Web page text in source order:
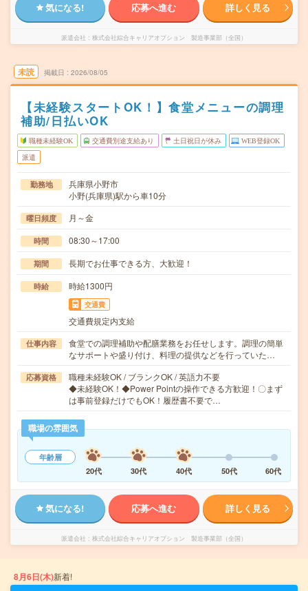
気になる! 応募へ進む 詳しく見る
派遣会社 株式会社綜合キャリアオプション 製造事業部（全国）
未読 掲載日 2026/08/05
【未経験スタートOK！】食堂メニューの調理
補助/日払いOK
職種未経験OK 交通費別途支給あり 土日祝日が休み WEB登録OK
派遣
勤務地
兵庫県小野市
小野(兵庫県)駅から車10分
曜日頻度 月～金
時間 08:30～17:00
期間 長期でお仕事できる方、大歓迎！
時給 時給1300円
交通費
交通費規定内支給
仕事内容
食堂での調理補助や配膳業務をお任せします。調理の簡単
なサポートや盛り付け、料理の提供などを行っていた…
応募資格
職種未経験OK / ブランクOK / 英語力不要
◆未経験OK！◆Power Pointの操作できる方歓迎！〇まず
は事前登録だけでもOK！履歴書不要で…
職場の雰囲気
年齢層
20代
30代 40代 50代 60代
気になる! 応募へ進む 詳しく見る
派遣会社 株式会社綜合キャリアオプション 製造事業部（全国）
8月6日(木)新着!